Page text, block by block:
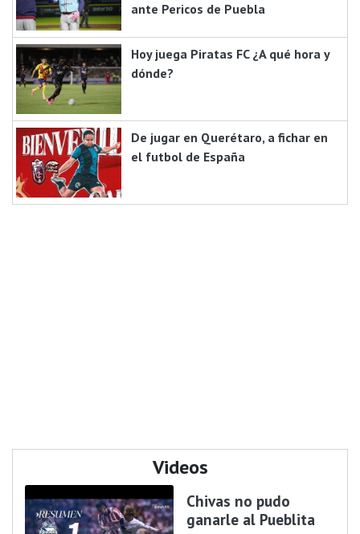
ante Pericos de Puebla
Hoy juega Piratas FC ¿A qué hora y
dónde?
De jugar en Querétaro, a fichar en
el futbol de España
Videos
Chivas no pudo
ganarle al Pueblita